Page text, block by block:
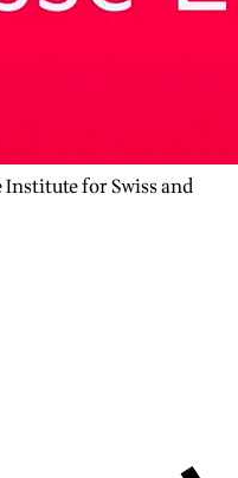
for Swiss and